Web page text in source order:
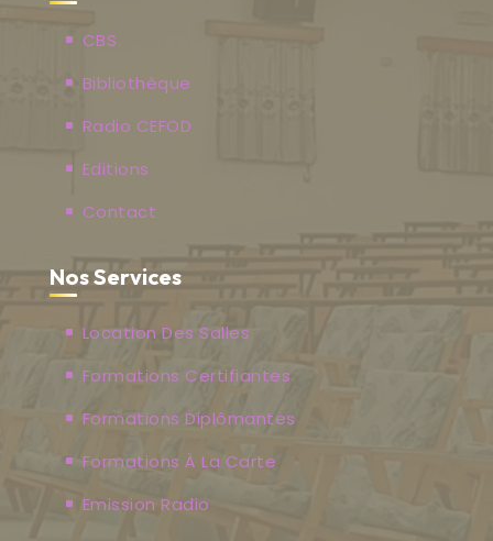
CBS
Bibliothèque
Radio CEFOD
Editions
Contact
Nos Services
Location Des Salles
Formations Certifiantes
Formations Diplômantes
Formations À La Carte
Emission Radio